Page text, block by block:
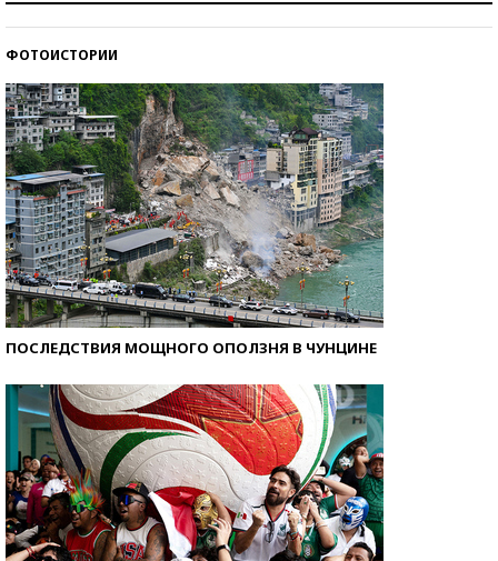
ФОТОИСТОРИИ
ПОСЛЕДСТВИЯ МОЩНОГО ОПОЛЗНЯ В ЧУНЦИНЕ